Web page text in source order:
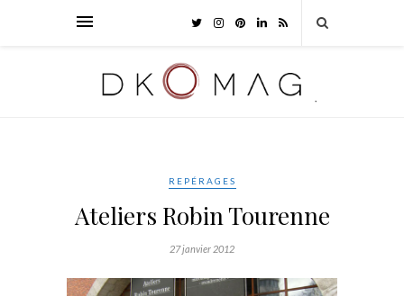
REPÉRAGES
Ateliers Robin Tourenne
27 janvier 2012